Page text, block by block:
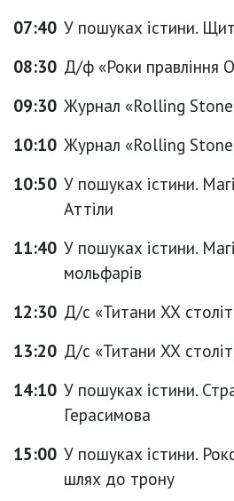
07:40 У пошуках істини.
08:30 Д/ф «Роки правління
09:30 Журнал «Rolling
10:10 Журнал «Rolling
10:50 У пошуках істини.
Аттіли
11:40 У пошуках істини.
мольфарів
12:30 Д/с «Титани ХХ
13:20 Д/с «Титани ХХ
14:10 У пошуках істини.
Герасимова
15:00 У пошуках істини.
шлях до трону